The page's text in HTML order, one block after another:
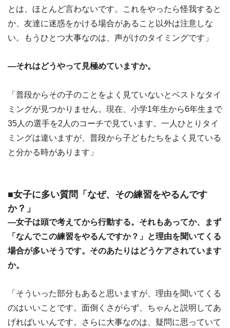
とは、ほとんど言わないです。これをやったら怪我すると
か、友達に迷惑をかける場合があること以外は注意しな
い。もうひとつ大事なのは、声がけのタイミングです」
―それはどうやって見極めていますか。
「普段からその子のことをよく見ていないとベストなタイ
ミングが見つかりません。現在、小学1年生から6年生まで
35人の選手を2人のコーチで見ています。一人ひとりタイ
ミングは違いますが、普段から子どもたちをよく見ている
と分かる時があります」
■女子に多い質問「なぜ、その練習をやるんです
か？」
―女子は頭で考えてから行動する。それもあってか、まず
「なんでこの練習をやるんですか？」と理由を聞いてくる
場合が多いそうです。そのあたりはどうケアされています
か。
「そういった部分もあると思いますが、理由を聞いてくる
のはいいことです。面倒くさがらず、ちゃんと説明してあ
げればいいんです。さらに大事なのは、疑問に思っていて